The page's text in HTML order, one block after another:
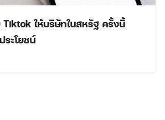
ให้บริษัทในสหรัฐ ครั้งนี้
ระโยชน์